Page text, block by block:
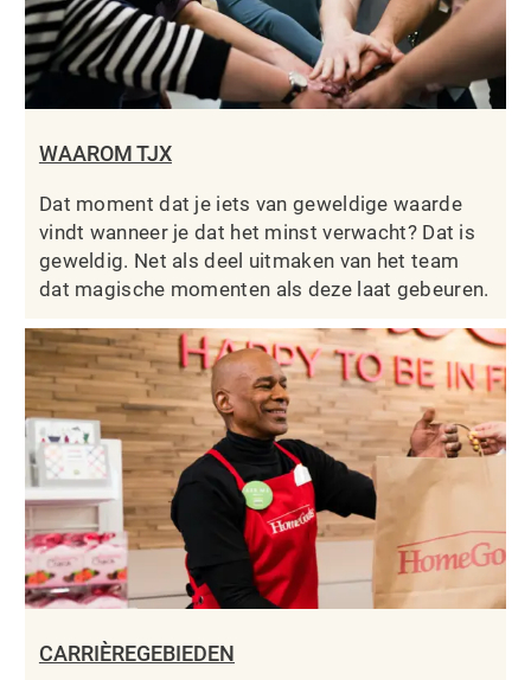
WAAROM TJX
Dat moment dat je iets van geweldige waarde
vindt wanneer je dat het minst verwacht? Dat is
geweldig. Net als deel uitmaken van het team
dat magische momenten als deze laat gebeuren.
CARRIÈREGEBIEDEN